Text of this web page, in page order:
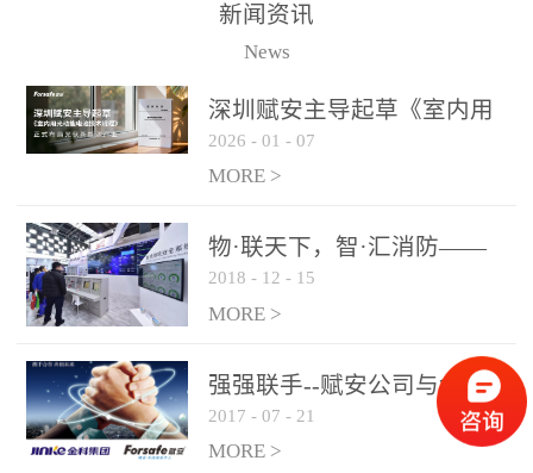
火灾隐患多。一旦发生火
传统的火灾关测器无法被
及时缺发，不能及早发现
和有效扑救火火，这不仅
力和闲难，同时也将造成
巨大的经济损失和社会影
响，基至还会造成人员伤
亡。图像型火灾探测器正
是针对这种高大空间建筑
物的消防设施、设备通过
现场图像的实时获取、预
处理和特征提取分析，实
警领域三十多年技术积累
和工程实践的结晶。
新闻资讯
News
深圳赋安主导起草《室内用
光动能电池技术规程》 正式
布局光伏新能源产业
2026 - 01 - 07
MORE >
物·联天下，智·汇消防——
赋安F&S 2018上海消防展圆
满落幕
2018 - 12 - 15
MORE >
强强联手--赋安公司与金科
集团达成战略合作协议
2017 - 07 - 21
MORE >